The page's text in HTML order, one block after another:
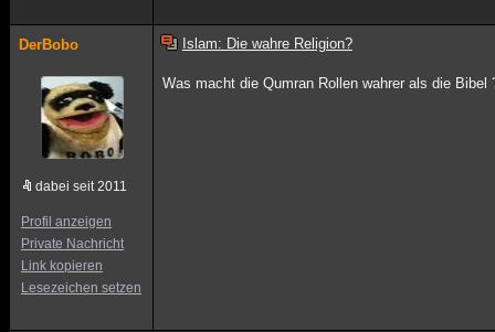
DerBobo
dabei seit 2011
Profil anzeigen
Private Nachricht
Link kopieren
Lesezeichen setzen
Islam: Die wahre Religion?
Was macht die Qumran Rollen wahrer als die Bibel